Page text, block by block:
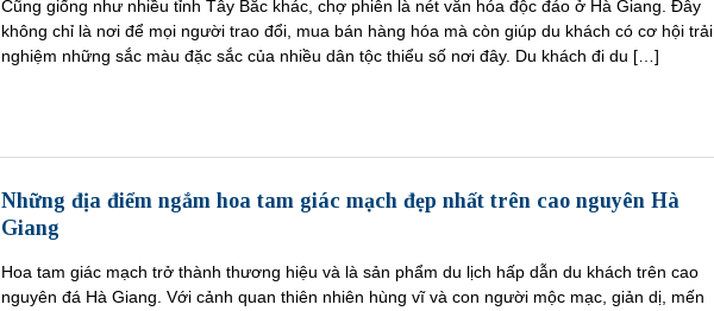
Cũng giống như nhiều tỉnh Tây Bắc khác, chợ phiên là nét văn hóa độc đáo ở Hà Giang. Đây
không chỉ là nơi để mọi người trao đổi, mua bán hàng hóa mà còn giúp du khách có cơ hội trải
nghiệm những sắc màu đặc sắc của nhiều dân tộc thiểu số nơi đây. Du khách đi du […]
Những địa điểm ngắm hoa tam giác mạch đẹp nhất trên cao nguyên Hà
Giang
Hoa tam giác mạch trở thành thương hiệu và là sản phẩm du lịch hấp dẫn du khách trên cao
nguyên đá Hà Giang. Với cảnh quan thiên nhiên hùng vĩ và con người mộc mạc, giản dị, mến